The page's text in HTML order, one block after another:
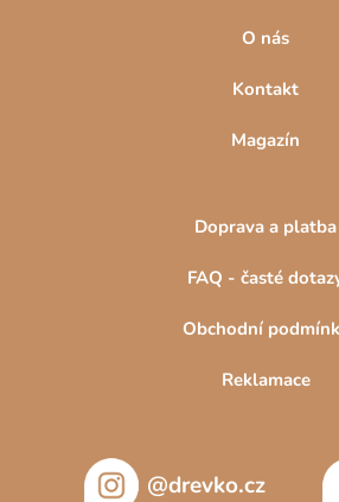
O nás
Kontakt
Magazín
Doprava a platba
FAQ - časté
Obchodní
Reklamace
@drevko.cz